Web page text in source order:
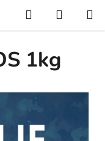
Hledat
KOŠÍK
1kg